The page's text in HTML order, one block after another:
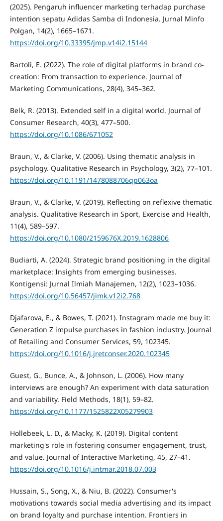
(2025). Pengaruh influencer marketing terhadap purchase
intention sepatu Adidas Samba di Indonesia. Jurnal Minfo
Polgan, 14(2), 1665–1671.
https://doi.org/10.33395/jmp.v14i2.15144
Bartoli, E. (2022). The role of digital platforms in brand co-
creation: From transaction to experience. Journal of
Marketing Communications, 28(4), 345–362.
Belk, R. (2013). Extended self in a digital world. Journal of
Consumer Research, 40(3), 477–500.
https://doi.org/10.1086/671052
Braun, V., & Clarke, V. (2006). Using thematic analysis in
psychology. Qualitative Research in Psychology, 3(2), 77–101.
https://doi.org/10.1191/1478088706qp063oa
Braun, V., & Clarke, V. (2019). Reflecting on reflexive thematic
analysis. Qualitative Research in Sport, Exercise and Health,
11(4), 589–597.
https://doi.org/10.1080/2159676X.2019.1628806
Budiarti, A. (2024). Strategic brand positioning in the digital
marketplace: Insights from emerging businesses.
Kontigensi: Jurnal Ilmiah Manajemen, 12(2), 1023–1036.
https://doi.org/10.56457/jimk.v12i2.768
Djafarova, E., & Bowes, T. (2021). Instagram made me buy it:
Generation Z impulse purchases in fashion industry. Journal
of Retailing and Consumer Services, 59, 102345.
https://doi.org/10.1016/j.jretconser.2020.102345
Guest, G., Bunce, A., & Johnson, L. (2006). How many
interviews are enough? An experiment with data saturation
and variability. Field Methods, 18(1), 59–82.
https://doi.org/10.1177/1525822X05279903
Hollebeek, L. D., & Macky, K. (2019). Digital content
marketing's role in fostering consumer engagement, trust,
and value. Journal of Interactive Marketing, 45, 27–41.
https://doi.org/10.1016/j.intmar.2018.07.003
Hussain, S., Song, X., & Niu, B. (2022). Consumer's
motivations towards social media advertising and its impact
on brand loyalty and purchase intention. Frontiers in